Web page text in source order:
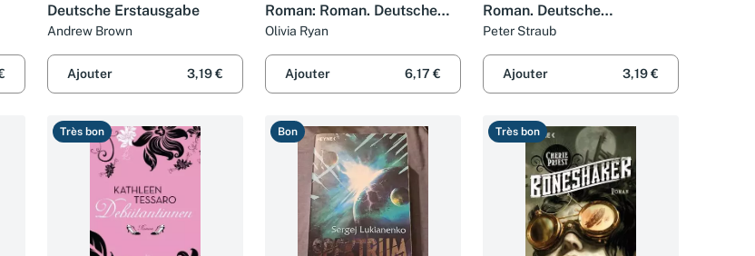
Deutsche Erstausgabe
Andrew Brown
Ajouter 3,19 €
Roman: Roman. Deutsche
Erstausgabe
Olivia Ryan
Ajouter 6,17 €
Roman. Deutsche
Erstausgabe
Peter Straub
Ajouter 3,19 €
Très bon Bon Très bon